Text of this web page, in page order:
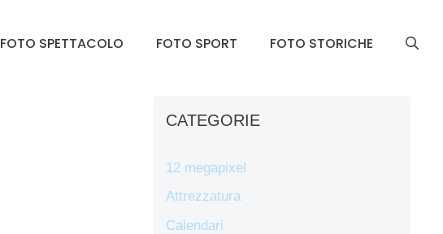
FOTO SPETTACOLO FOTO SPORT FOTO STORICHE
CATEGORIE
12 megapixel
Attrezzatura
Calendari